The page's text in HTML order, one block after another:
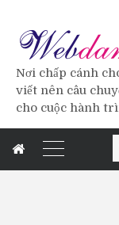
Nơi chấp cánh
viết nên câu
cho cuộc hành